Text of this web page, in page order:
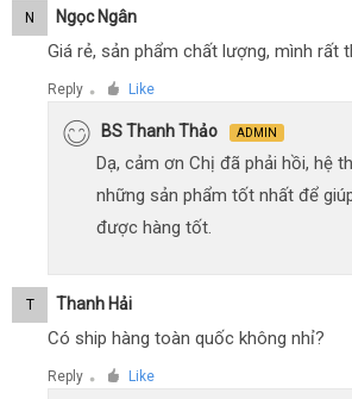
N Ngọc Ngân
Giá rẻ, sản phẩm chất lượng, mình rất
Reply ● Like
BS Thanh Thảo ADMIN
Dạ, cảm ơn Chị đã phải hồi, hệ
những sản phẩm tốt nhất để
được hàng tốt.
T Thanh Hải
Có ship hàng toàn quốc không nhỉ?
Reply ● Like